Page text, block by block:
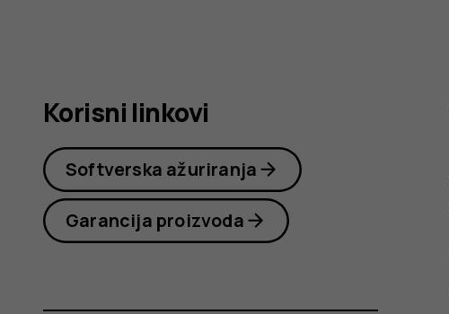
Korisni linkovi
Softverska ažuriranja
Garancija proizvoda